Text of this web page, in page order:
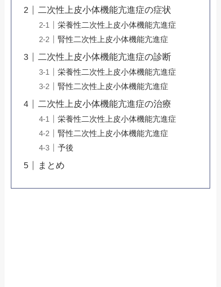
二次性上皮小体機能亢進症の症状
栄養性二次性上皮小体機能亢進症
腎性二次性上皮小体機能亢進症
二次性上皮小体機能亢進症の診断
栄養性二次性上皮小体機能亢進症
腎性二次性上皮小体機能亢進症
二次性上皮小体機能亢進症の治療
栄養性二次性上皮小体機能亢進症
腎性二次性上皮小体機能亢進症
予後
まとめ